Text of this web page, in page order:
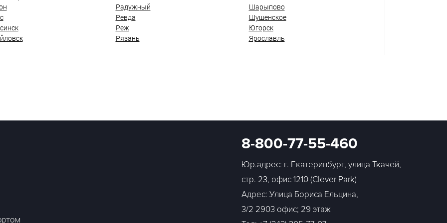
Радужный
Ревда
Реж
Рязань
Шарыпово
Шушенское
Югорск
Ярославль
8-800-77-55-460
Юр.адрес: г. Екатеринбург, улица Ткачей,
стр. 23, офис 1210 (Clever Park)
Адрес: Улица Бориса Ельцина,
3/2 2903 офис; 29 этаж